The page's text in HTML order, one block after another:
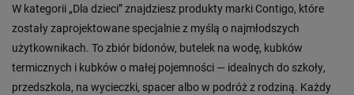
W kategorii „Dla dzieci” znajdziesz produkty marki Contigo, które
zostały zaprojektowane specjalnie z myślą o najmłodszych
użytkownikach. To zbiór bidonów, butelek na wodę, kubków
termicznych i kubków o małej pojemności — idealnych do szkoły,
przedszkola, na wycieczki, spacer albo w podróż z rodziną. Każdy